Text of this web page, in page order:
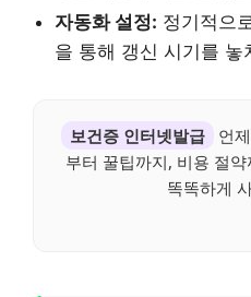
자동화 설정: 정기적으
을 통해 갱신 시기를 놓
보건증 인터넷발급
언
부터 꿀팁까지, 비용 절
똑똑하게